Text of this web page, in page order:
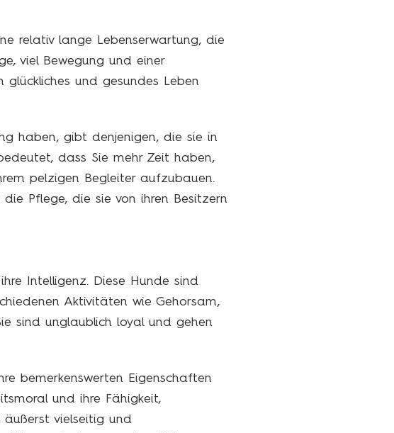
relativ lange Lebenserwartung, die
viel Bewegung und einer
glückliches und gesundes Leben
haben, gibt denjenigen, die sie in
dass Sie mehr Zeit haben,
pelzigen Begleiter aufzubauen.
Pflege, die sie von ihren Besitzern
Intelligenz. Diese Hunde sind
Aktivitäten wie Gehorsam,
sind unglaublich loyal und gehen
bemerkenswerten Eigenschaften
und ihre Fähigkeit,
äußerst vielseitig und